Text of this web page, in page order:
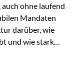
ohne laufend
Mandaten
darüber, wie
und wie stark
deutlich.